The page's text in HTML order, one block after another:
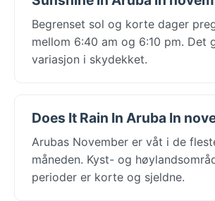
Begrenset sol og korte dager
mellom 6:40 am og 6:10 pm. Det
variasjon i skydekket.
Does It Rain In Aruba In
Arubas November er våt i de
måneden. Kyst- og
perioder er korte og sjeldne.